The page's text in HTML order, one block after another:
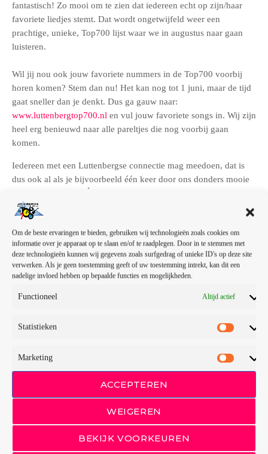
Om de beste ervaringen te bieden, gebruiken wij technologieën zoals cookies om
informatie over je apparaat op te slaan en/of te raadplegen. Door in te stemmen met
deze technologieën kunnen wij gegevens zoals surfgedrag of unieke ID's op deze site
verwerken. Als je geen toestemming geeft of uw toestemming intrekt, kan dit een
nadelige invloed hebben op bepaalde functies en mogelijkheden.
Functioneel Altijd actief
Statistieken
Marketing
ACCEPTEREN
WEIGEREN
BEKIJK VOORKEUREN
fantastisch! Zo mooi om te zien dat iedereen echt op zijn/haar
favoriete liedjes stemt. Dat wordt ongetwijfeld weer een
prachtige, unieke, Top700 lijst waar we in augustus naar gaan
luisteren.
Wil jij nou ook jouw favoriete nummers in de Top700 voorbij
horen komen? Stem dan nu! Het kan nog tot 1 juni, maar de tijd
gaat sneller dan je denkt. Dus ga gauw naar:
www.luttenbergtop700.nl en vul jouw favoriete songs in. Wij zijn
heel erg benieuwd naar alle pareltjes die nog voorbij gaan
komen.
Iedereen met een Luttenbergse connectie mag meedoen, dat is
dus ook al als je bijvoorbeeld één keer door ons donders mooie
evenementen hebt geluisterd.
De stembus is nog open tot 1 juni.
GESCHREVEN DOOR
email